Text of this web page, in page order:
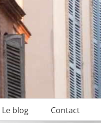
Le blog Contact